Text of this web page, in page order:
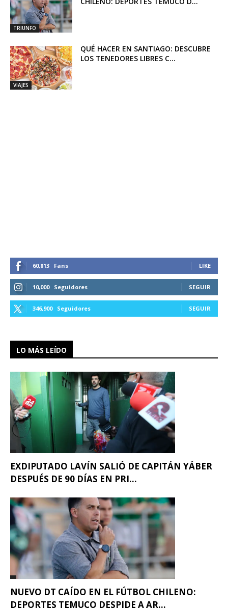
TRIUNFO
VIAJES
QUÉ HACER EN SANTIAGO: DESCUBRE
LOS TENEDORES LIBRES C...
60,813 Fans LIKE
10,000 Seguidores SEGUIR
346,900 Seguidores SEGUIR
LO MÁS LEÍDO
EXDIPUTADO LAVÍN SALIÓ DE CAPITÁN YÁBER
DESPUÉS DE 90 DÍAS EN PRI...
NUEVO DT CAÍDO EN EL FÚTBOL CHILENO:
DEPORTES TEMUCO DESPIDE A AR...